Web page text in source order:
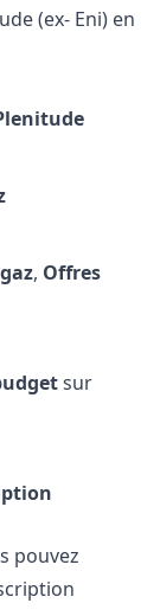
(ex- Eni) en
, Offres
sur
pouvez